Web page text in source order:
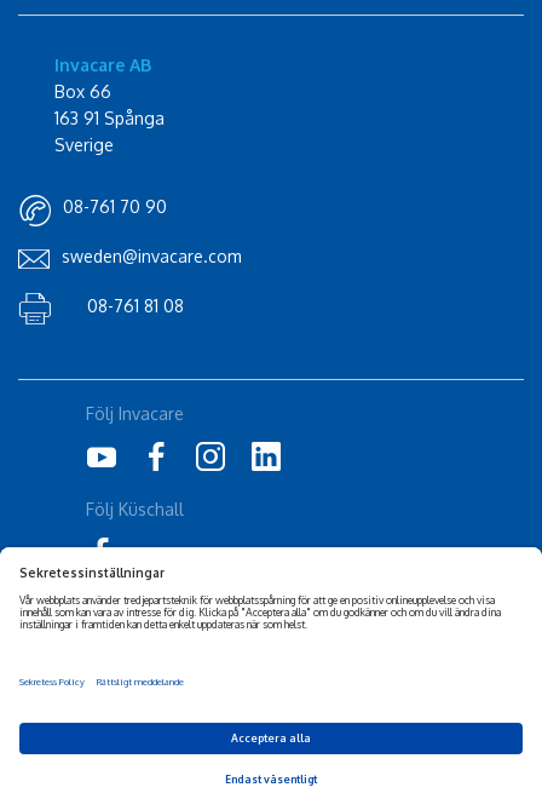
Invacare AB
Box 66
163 91 Spånga
Sverige
08-761 70 90
sweden@invacare.com
08-761 81 08
Tillgänglighetsuttalande
Följ Invacare
Följ Küschall